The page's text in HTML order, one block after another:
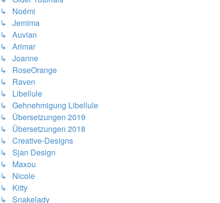
↳ Noémi
↳ Jemima
↳ Auvian
↳ Arimar
↳ Joanne
↳ RoseOrange
↳ Raven
↳ Libellule
↳ Gehnehmigung Libellule
↳ Übersetzungen 2019
↳ Übersetzungen 2018
↳ Creative-Designs
↳ Sjan Design
↳ Maxou
↳ Nicole
↳ Kitty
↳ Snakelady